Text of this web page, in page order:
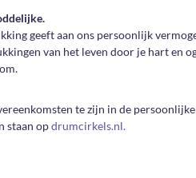
geeft aan ons persoonlijk
van het leven door je hart en
te zijn in de
staan opdrumcirkels.nl.